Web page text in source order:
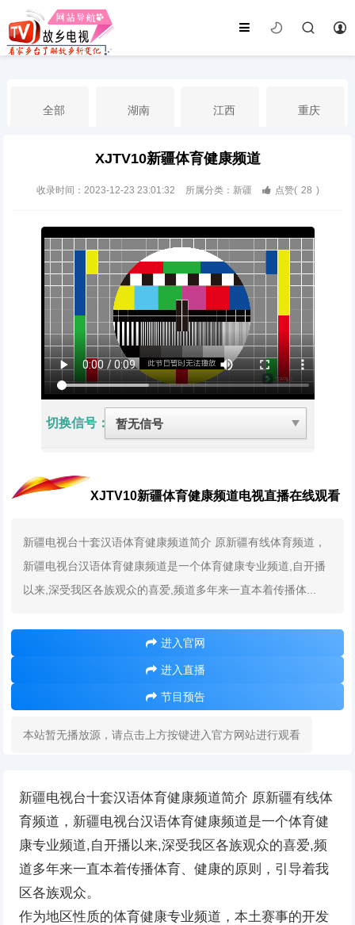
全部 湖南 江西 重庆
河南 福建
海南 宁夏 西藏 新疆
XJTV10新疆体育健康频道
收录时间：2023-12-23 23:01:32 所属分类：新疆 点赞( 28 )
切换信号：
XJTV10新疆体育健康频道电视直播在线观看
新疆电视台十套汉语体育健康频道简介 原新疆有线体育频道，
新疆电视台汉语体育健康频道是一个体育健康专业频道,自开播
以来,深受我区各族观众的喜爱,频道多年来一直本着传播体...
进入官网
进入直播
节目预告
本站暂无播放源，请点击上方按键进入官方网站进行观看
新疆电视台十套汉语体育健康频道简介 原新疆有线体
育频道，新疆电视台汉语体育健康频道是一个体育健
康专业频道,自开播以来,深受我区各族观众的喜爱,频
道多年来一直本着传播体育、健康的原则，引导着我
区各族观众。
作为地区性质的体育健康专业频道，本土赛事的开发